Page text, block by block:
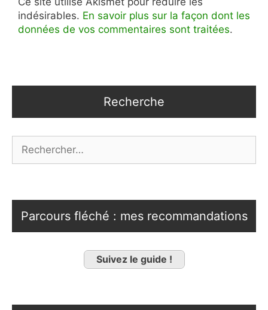
indésirables. En savoir plus sur la façon dont les
données de vos commentaires sont traitées.
Recherche
Parcours fléché : mes recommandations
Suivez le guide !